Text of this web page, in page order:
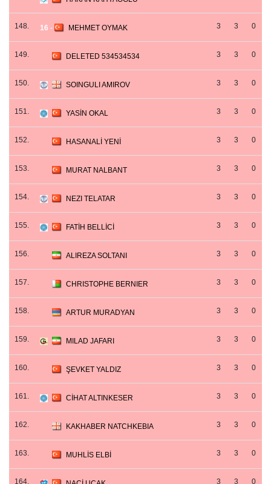
148. 16 - MEHMET OYMAK 3 3 0
149. DELETED 534534534 3 3 0
150. SOINGULI AMIROV 3 3 0
151. YASİN OKAL 3 3 0
152. HASANALİ YENİ 3 3 0
153. MURAT NALBANT 3 3 0
154. NEZI TELATAR 3 3 0
155. FATİH BELLİCİ 3 3 0
156. ALIREZA SOLTANI 3 3 0
157. CHRISTOPHE BERNIER 3 3 0
158. ARTUR MURADYAN 3 3 0
159. MILAD JAFARI 3 3 0
160. ŞEVKET YALDIZ 3 3 0
161. CİHAT ALTINKESER 3 3 0
162. KAKHABER NATCHKEBIA 3 3 0
163. MUHLİS ELBİ 3 3 0
164. 3 3 0